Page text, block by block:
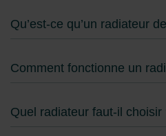
Qu’est-ce qu’un radiateur
Comment fonctionne un
Quel radiateur faut-il choisir